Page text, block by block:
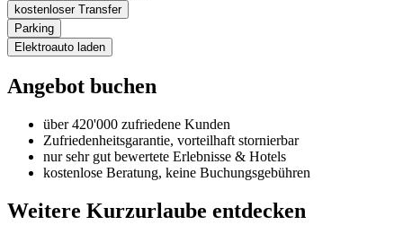
kostenloser Transfer
Parking
Elektroauto laden
Angebot buchen
über 420'000 zufriedene Kunden
Zufriedenheitsgarantie, vorteilhaft stornierbar
nur sehr gut bewertete Erlebnisse & Hotels
kostenlose Beratung, keine Buchungsgebühren
Weitere Kurzurlaube entdecken